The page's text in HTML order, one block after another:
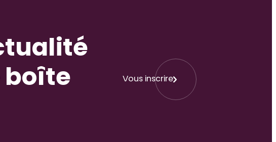
boîte
Vous inscrire